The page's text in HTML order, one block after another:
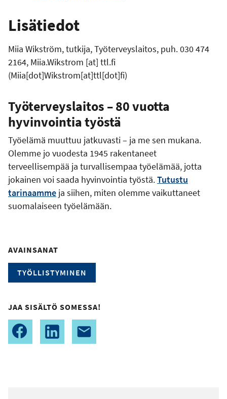
Lisätiedot
Miia Wikström, tutkija, Työterveyslaitos, puh. 030 474
2164, Miia.Wikstrom [at] ttl.fi
(Miia[dot]Wikstrom[at]ttl[dot]fi)
Työterveyslaitos – 80 vuotta
hyvinvointia työstä
Työelämä muuttuu jatkuvasti – ja me sen mukana.
Olemme jo vuodesta 1945 rakentaneet
terveellisempää ja turvallisempaa työelämää, jotta
jokainen voi saada hyvinvointia työstä.Tutustu
tarinaamme ja siihen, miten olemme vaikuttaneet
suomalaiseen työelämään.
AVAINSANAT
TYÖLLISTYMINEN
JAA SISÄLTÖ SOMESSA!